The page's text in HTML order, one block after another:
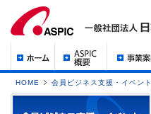
HOME 会員ビジネス支援・イベント